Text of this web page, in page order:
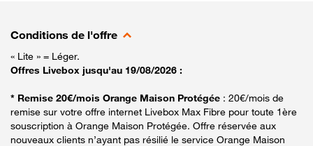
Conditions de l'offre
« Lite » = Léger.
Offres Livebox jusqu'au 19/08/2026 :
* Remise 20€/mois Orange Maison Protégée : 20€/mois de
remise sur votre offre internet Livebox Max Fibre pour toute 1ère
souscription à Orange Maison Protégée. Offre réservée aux
nouveaux clients n’ayant pas résilié le service Orange Maison